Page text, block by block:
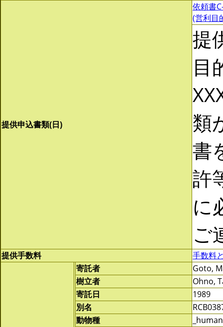
提供申込書類(日)
依頼書
(営利目
提
目
類
書
許
に
ご
提供手数料 手数料
寄託者
Goto,
樹立者
Ohno,
寄託日
1989
別名
動物種